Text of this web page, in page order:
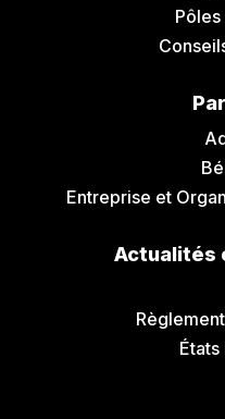
Entreprise et
Actualités